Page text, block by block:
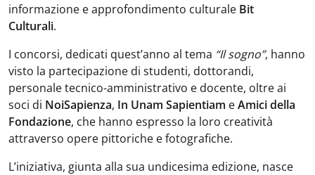
informazione e approfondimento culturale Bit
Culturali.
I concorsi, dedicati quest’anno al tema “Il sogno”, hanno
visto la partecipazione di studenti, dottorandi,
personale tecnico-amministrativo e docente, oltre ai
soci di NoiSapienza, In Unam Sapientiam eAmici della
Fondazione, che hanno espresso la loro creatività
attraverso opere pittoriche e fotografiche.
L’iniziativa, giunta alla sua undicesima edizione, nasce